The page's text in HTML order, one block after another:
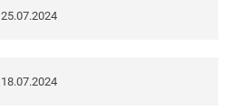
25.07.2024
18.07.2024